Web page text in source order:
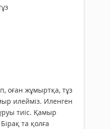
оған жұмыртқа, тұз
илейміз. Иленген
тиіс. Қамыр
та қолға